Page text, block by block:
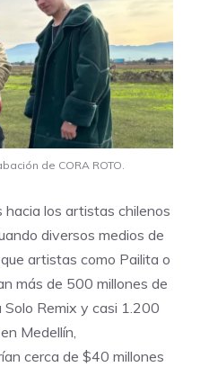
de CORA ROTO.
los artistas chilenos
diversos medios de
artistas como Pailita o
más de 500 millones de
Remix y casi 1.200
Medellín,
cerca de $40 millones